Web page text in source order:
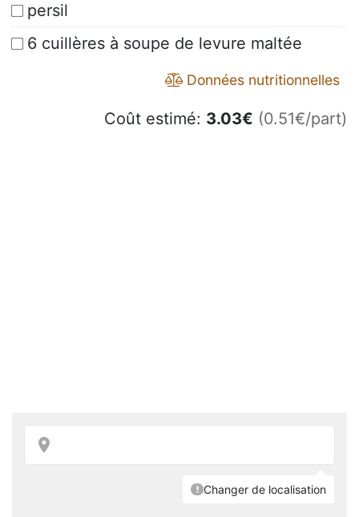
persil
6 cuillères à soupe de levure maltée
Données nutritionnelles
Coût estimé: 3.03€ (0.51€/part)